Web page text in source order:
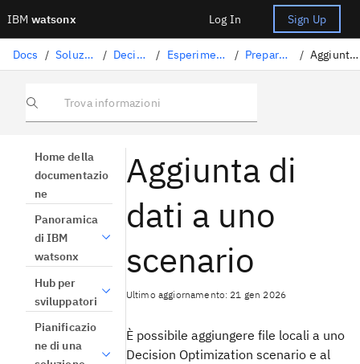
IBM watsonx Log In Sign Up
Docs / Soluzioni di data science / Decision Optimization / Esperimenti di Decision Optimization / Preparazione dei dati di input / Aggiunta di dati a uno scenario
Trova informazioni
Home della
documentazio
ne
Panoramica
di IBM
watsonx
Hub per
sviluppatori
Pianificazio
ne di una
Aggiunta di
dati a uno
scenario
Ultimo aggiornamento: 21 gen 2026
È possibile aggiungere file locali a uno
Decision Optimization scenario e al